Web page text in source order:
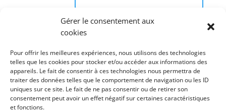
Gérer le consentement aux
cookies
Pour offrir les meilleures expériences, nous utilisons des technologies
telles que les cookies pour stocker et/ou accéder aux informations des
appareils. Le fait de consentir à ces technologies nous permettra de
traiter des données telles que le comportement de navigation ou les ID
uniques sur ce site. Le fait de ne pas consentir ou de retirer son
consentement peut avoir un effet négatif sur certaines caractéristiques
et fonctions.
Rechercher